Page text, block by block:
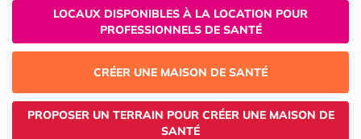
LOCAUX DISPONIBLES À LA LOCATION POUR
PROFESSIONNELS DE SANTÉ
CRÉER UNE MAISON DE SANTÉ
PROPOSER UN TERRAIN POUR CRÉER UNE MAISON DE
SANTÉ